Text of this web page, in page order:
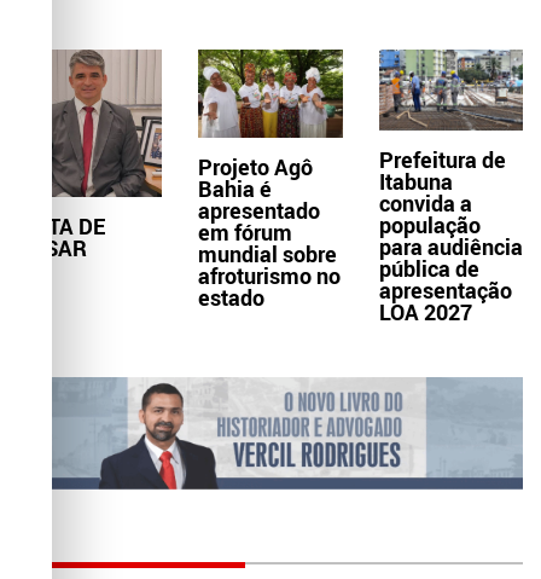
NOTA DE
PESAR
Projeto Agô
Bahia é
apresentado
em fórum
mundial sobre
afroturismo no
estado
Prefeitura de
Itabuna
convida a
população
para audiência
pública de
apresentação
LOA 2027